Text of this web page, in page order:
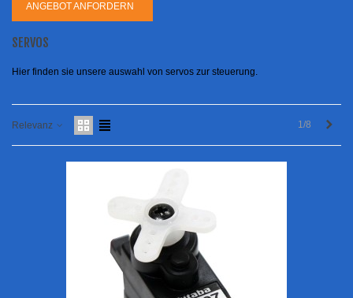
ANGEBOT ANFORDERN
SERVOS
Hier finden sie unsere auswahl von servos zur steuerung.
Relevanz 1/8